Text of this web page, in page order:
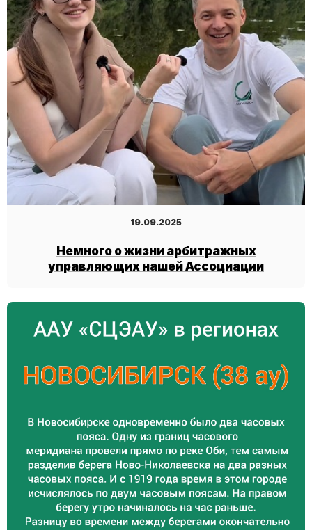
19.09.2025
Немного о жизни арбитражных
управляющих нашей Ассоциации